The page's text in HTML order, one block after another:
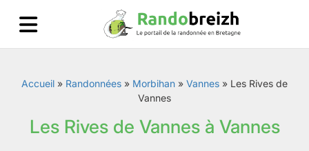
Accueil » Randonnées » Morbihan » Vannes » Les Rives de
Vannes
Les Rives de Vannes à Vannes